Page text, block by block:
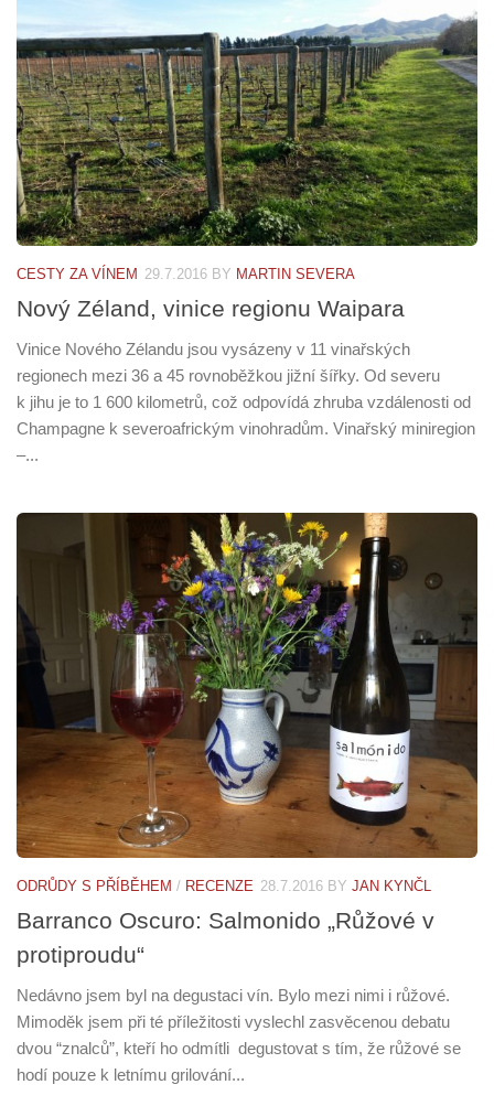
CESTY ZA VÍNEM 29.7.2016 BY MARTIN SEVERA
Nový Zéland, vinice regionu Waipara
Vinice Nového Zélandu jsou vysázeny v 11 vinařských
regionech mezi 36 a 45 rovnoběžkou jižní šířky. Od severu
k jihu je to 1 600 kilometrů, což odpovídá zhruba vzdálenosti od
Champagne k severoafrickým vinohradům. Vinařský miniregion
–...
ODRŮDY S PŘÍBĚHEM / RECENZE 28.7.2016 BY JAN KYNČL
Barranco Oscuro: Salmonido „Růžové v
protiproudu“
Nedávno jsem byl na degustaci vín. Bylo mezi nimi i růžové.
Mimoděk jsem při té příležitosti vyslechl zasvěcenou debatu
dvou “znalců”, kteří ho odmítli degustovat s tím, že růžové se
hodí pouze k letnímu grilování...